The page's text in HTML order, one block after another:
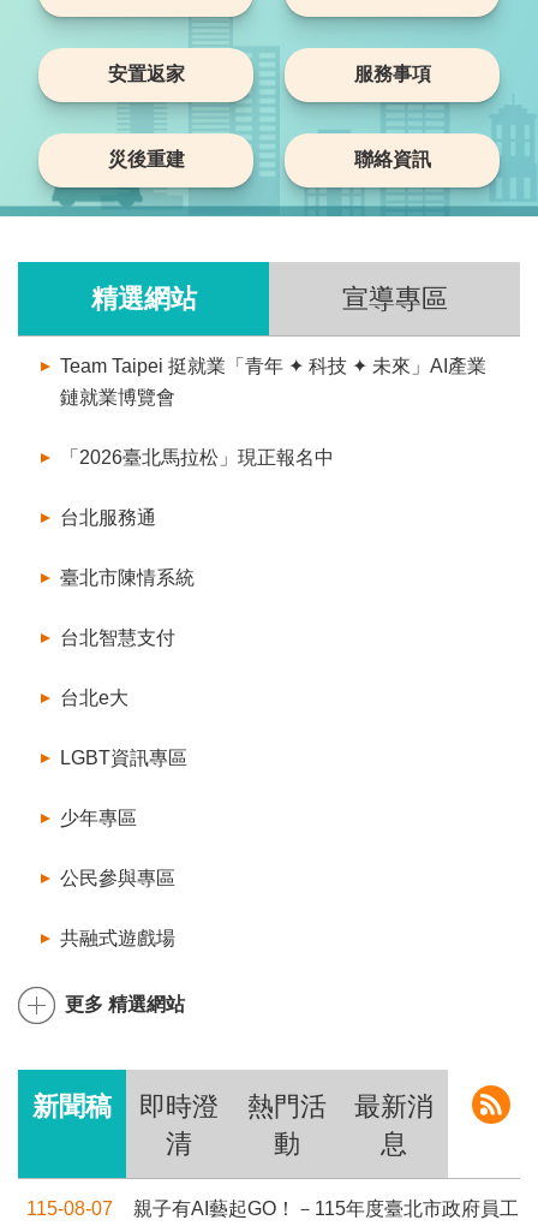
安置返家 服務事項
災後重建 聯絡資訊
精選網站 宣導專區
Team Taipei 挺就業「青年 ✦ 科技 ✦ 未來」AI產業
鏈就業博覽會
「2026臺北馬拉松」現正報名中
台北服務通
臺北市陳情系統
台北智慧支付
台北e大
LGBT資訊專區
少年專區
公民參與專區
共融式遊戲場
更多 精選網站
新聞稿
即時澄
清
熱門活
動
最新消
息
115-08-07
親子有AI藝起GO！－115年度臺北市政府員工